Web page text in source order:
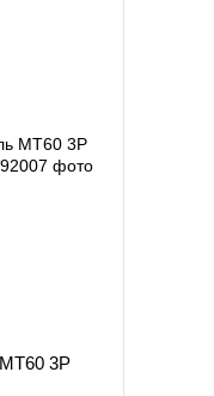
3P